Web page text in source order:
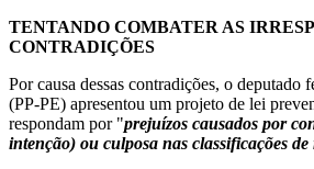
TENTANDO COMBATER AS
CONTRADIÇÕES
Por causa dessas contradições, o deputado
(PP-PE) apresentou um projeto de lei
respondam por "prejuízos causados por
intenção) ou culposa nas classificações de